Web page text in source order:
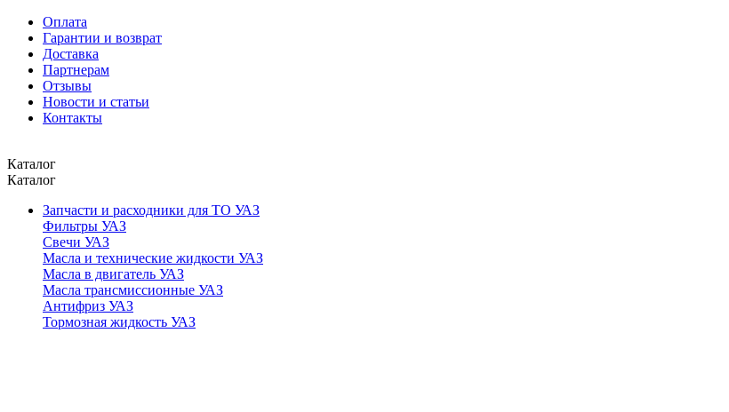
Оплата
Гарантии и возврат
Доставка
Партнерам
Отзывы
Новости и статьи
Контакты
Каталог
Каталог
Запчасти и расходники для ТО УАЗ
Фильтры УАЗ
Свечи УАЗ
Масла и технические жидкости УАЗ
Масла в двигатель УАЗ
Масла трансмиссионные УАЗ
Антифриз УАЗ
Тормозная жидкость УАЗ